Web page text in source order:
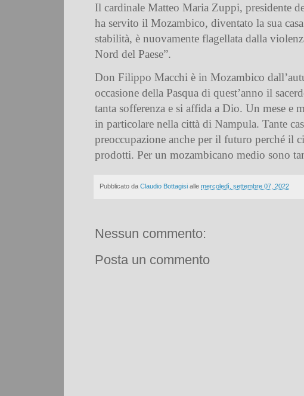
Il cardinale Matteo Maria Zuppi, presidente
ha servito il Mozambico, diventato la sua
stabilità, è nuovamente flagellata dalla
Nord del Paese”.
Don Filippo Macchi è in Mozambico
occasione della Pasqua di quest’anno il
tanta sofferenza e si affida a Dio. Un mese e
in particolare nella città di Nampula. Tante
preoccupazione anche per il futuro perché il
prodotti. Per un mozambicano medio sono
Pubblicato da Claudio Bottagisi alle mercoledì, settembre 07, 2022
Nessun commento:
Posta un commento